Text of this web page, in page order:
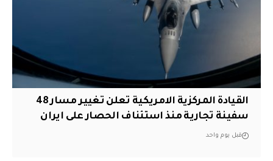
القيادة المركزية الامريكية تعلن تغيير مسار 48
سفينة تجارية منذ استئناف الحصار على ايران
قبل يوم واحد